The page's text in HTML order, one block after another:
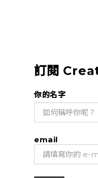
訂閱
你的名字
email